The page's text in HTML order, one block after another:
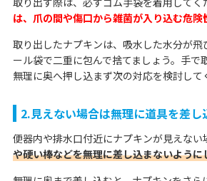
は、爪の間や傷口から雑菌が入り込む危険
取り出したナプキンは、吸水した水分が飛
ール袋で二重に包んで捨てましょう。手で
無理に奥へ押し込まず次の対応を検討して
2.見えない場合は無理に道具を差し
便器内や排水口付近にナプキンが見えない
や硬い棒などを無理に差し込まないように